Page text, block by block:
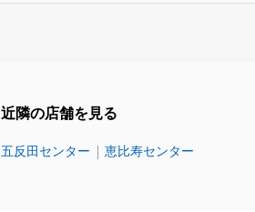
近隣の店舗を見る
五反田センター 恵比寿センター